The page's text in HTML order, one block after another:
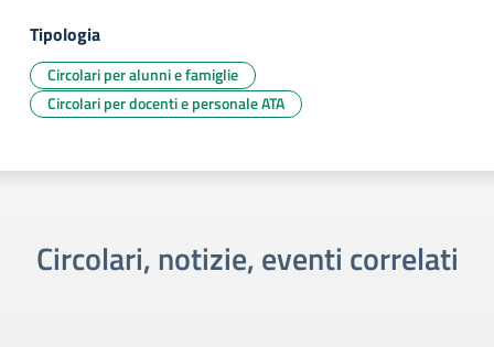
Tipologia
Circolari per alunni e famiglie
Circolari per docenti e personale ATA
Circolari, notizie, eventi correlati